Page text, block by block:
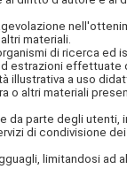
materiali.
di ricerca ed
estrazioni effettuate
illustrativa a uso
altri materiali
parte degli utenti,
di condivisione
limitandosi ad